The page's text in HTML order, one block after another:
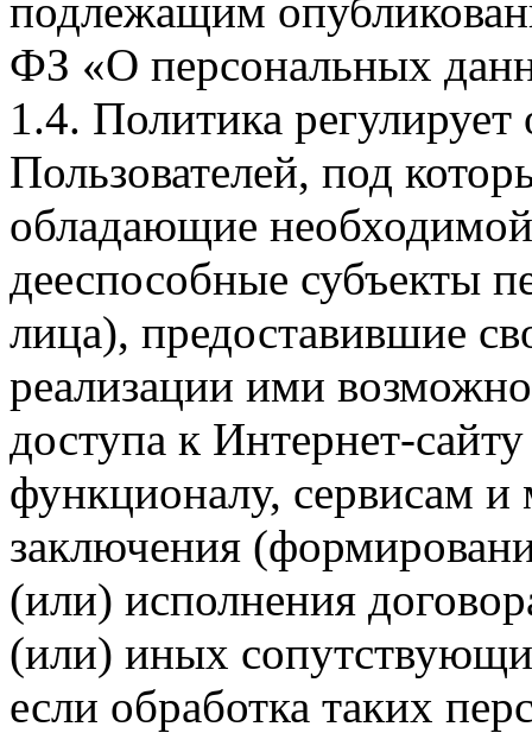
подлежащим
ФЗ «О персональных
1.4. Политика
Пользователей, под
обладающие
дееспособные субъекты
лица), предоставившие
реализации ими
доступа к Интернет-
функционалу, сервисам и
заключения
(или) исполнения
(или) иных
если обработка таких